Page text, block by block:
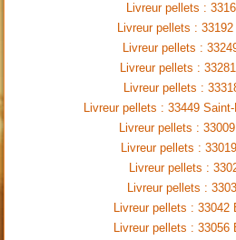
Livreur pellets :
Livreur pellets :
Livreur pellets :
Livreur pellets :
Livreur pellets :
Livreur pellets : 33449
Livreur pellets :
Livreur pellets :
Livreur pellets :
Livreur pellets :
Livreur pellets : 33042
Livreur pellets : 33056